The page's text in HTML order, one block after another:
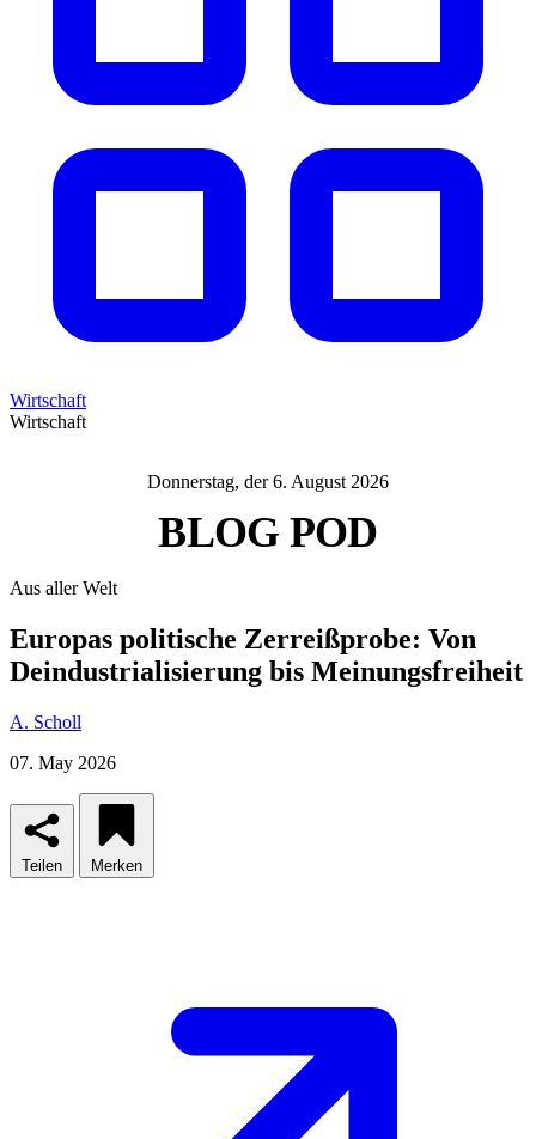
Wirtschaft
Wirtschaft
Donnerstag, der 6. August 2026
BLOG POD
Aus aller Welt
Europas politische Zerreißprobe: Von
Deindustrialisierung bis Meinungsfreiheit
A. Scholl
07. May 2026
Teilen Merken